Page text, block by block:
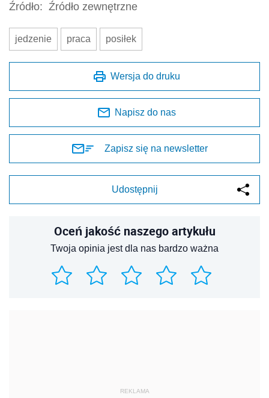
Źródło: Źródło zewnętrzne
jedzenie praca posiłek
Wersja do druku
Napisz do nas
Zapisz się na newsletter
Udostępnij
Oceń jakość naszego artykułu
Twoja opinia jest dla nas bardzo ważna
REKLAMA